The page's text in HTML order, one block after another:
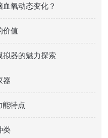
氧动态变化？
价值
拟器的魅力探索
器
能特点
类